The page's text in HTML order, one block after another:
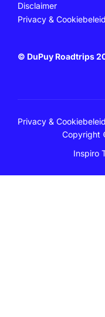
Disclaimer
Privacy & Cookiebeleid
© DuPuy Roadtrips
Privacy & Cookiebeleid
Copyright
Inspiro